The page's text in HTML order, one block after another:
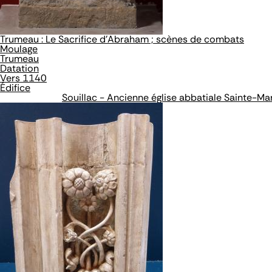
Trumeau : Le Sacrifice d'Abraham ; scènes de combats
Moulage
Trumeau
Datation
Vers 1140
Édifice
Souillac - Ancienne église abbatiale Sainte-